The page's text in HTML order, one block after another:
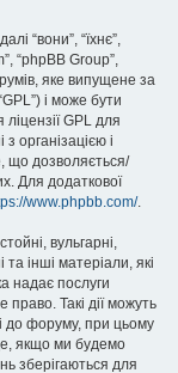
“вони”, “їхнє”,
“phpBB Group”,
яке випущене за
і може бути
GPL для
організацією і
що дозволяється/
Для додаткової
www.phpbb.com/.
вульгарні,
інші матеріали, які
надає послуги
Такі дії можуть
до форуму, при цьому
якщо ми будемо
зберігаються для